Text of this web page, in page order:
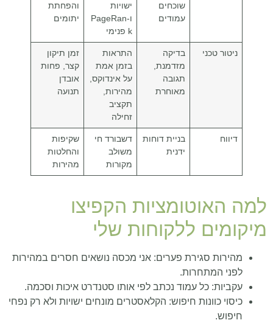
שוכחים
עמודים
ישויות
ו‑PageRan
k פנימי
והפחתת
יתומים
ניטור טכני
בדיקה
מזדמנת,
תגובה
מאוחרת
התראות
בזמן אמת
על אינדוקס,
מהירות,
תקציב
זחילה
זמן תיקון
קצר, פחות
אובדן
תנועה
דיווח
בניית דוחות
ידנית
דשבורד חי
משולב
מקורות
שקיפות
והחלטות
מהירות
למה האוטומציות הקפיצו
מיקומים ללקוחות שלי
מהירות סגירת פערים: אני מכסה נושאים חסרים במהירות
לפני המתחרות.
עקביות: כל עמוד נכתב לפי אותו סטנדרט איכות וסכמה.
כיסוי כוונות חיפוש: הקלאסטרים מונחים ישויות ולא רק נפחי
חיפוש.